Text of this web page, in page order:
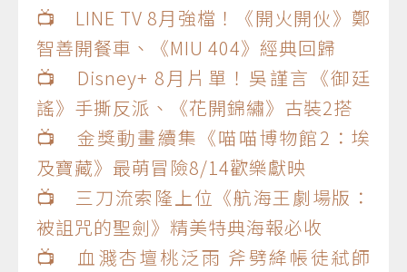
📺 LINE TV 8月強檔！《開火開伙》鄭
智善開餐車、《MIU 404》經典回歸
📺 Disney+ 8月片單！吳謹言《御廷
謠》手撕反派、《花開錦繡》古裝2搭
📺 金獎動畫續集《喵喵博物館2：埃
及寶藏》最萌冒險8/14歡樂獻映
📺 三刀流索隆上位《航海王劇場版：
被詛咒的聖劍》精美特典海報必收
📺 血濺杏壇桃泛雨 斧劈絳帳徒弒師